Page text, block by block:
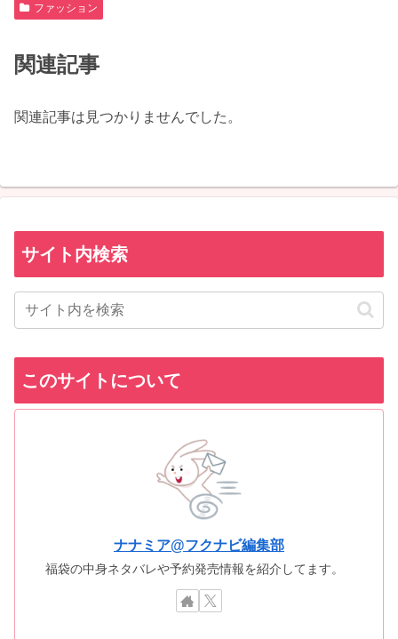
ファッション
関連記事
関連記事は見つかりませんでした。
サイト内検索
このサイトについて
ナナミア@フクナビ編集部
福袋の中身ネタバレや予約発売情報を紹介してます。